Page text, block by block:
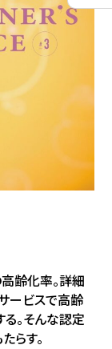
齢化率。詳細
ービスで高齢
。そんな認定
らす。